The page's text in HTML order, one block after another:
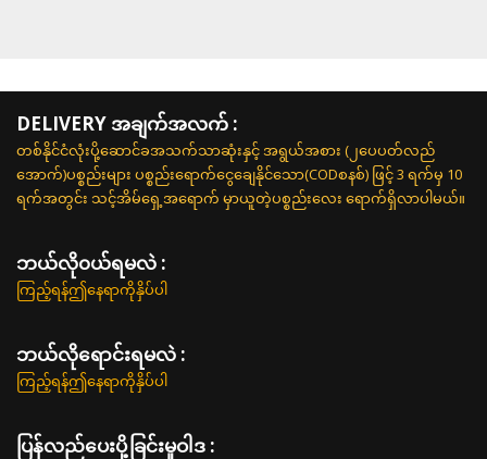
DELIVERY အချက်အလက် :
တစ်နိုင်ငံလုံးပို့ဆောင်ခအသက်သာဆုံးနှင့် အရွယ်အစား (၂ပေပတ်လည်
အောက်)ပစ္စည်းများ ပစ္စည်းရောက်ငွေချေနိုင်သော(CODစနစ်) ဖြင့် 3 ရက်မှ 10
ရက်အတွင်း သင့်အိမ်ရှေ့အရောက် မှာယူတဲ့ပစ္စည်းလေး ရောက်ရှိလာပါမယ်။
ဘယ်လို၀ယ်ရမလဲ :
ကြည့်ရန်ဤနေရာကိုနှိပ်ပါ
ဘယ်လိုရောင်းရမလဲ :
ကြည့်ရန်ဤနေရာကိုနှိပ်ပါ
ပြန်လည်ပေးပို့ခြင်းမူဝါဒ :